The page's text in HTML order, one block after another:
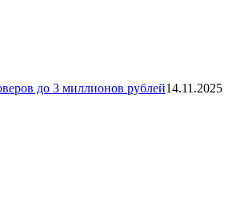
до 3 миллионов рублей14.11.2025